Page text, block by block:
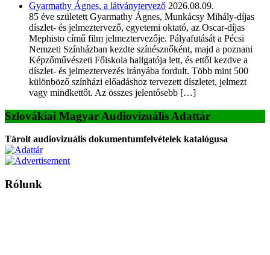
Gyarmathy Ágnes, a látványtervező 2026.08.09.
85 éve született Gyarmathy Ágnes, Munkácsy Mihály-díjas
díszlet- és jelmeztervező, egyetemi oktató, az Oscar-díjas
Mephisto című film jelmeztervezője. Pályafutását a Pécsi
Nemzeti Színházban kezdte színésznőként, majd a poznani
Képzőművészeti Főiskola hallgatója lett, és ettől kezdve a
díszlet- és jelmeztervezés irányába fordult. Több mint 500
különböző színházi előadáshoz tervezett díszletet, jelmezt
vagy mindkettőt. Az összes jelentősebb […]
Szlovákiai Magyar Audiovizuális Adattár
Tárolt audiovizuális dokumentumfelvételek katalógusa
Rólunk